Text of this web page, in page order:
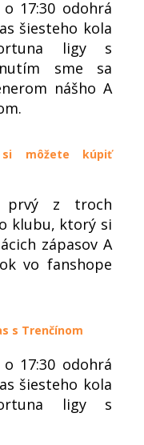
17:30 odohrá
šiesteho kola
ligy s
sme sa
nášho A
si môžete kúpiť
prvý z troch
klubu, ktorý si
zápasov A
vo fanshope
s Trenčínom
17:30 odohrá
šiesteho kola
ligy s